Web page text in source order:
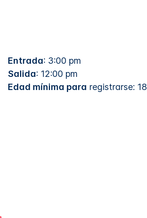
Entrada: 3:00 pm
Salida: 12:00 pm
Edad mínima para registrarse: 18